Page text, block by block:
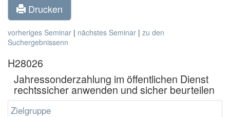
Drucken
vorheriges Seminar | nächstes Seminar | zu den
Suchergebnissenn
H28026
Jahressonderzahlung im öffentlichen Dienst 
rechtssicher anwenden und sicher beurteilen
Zielgruppe